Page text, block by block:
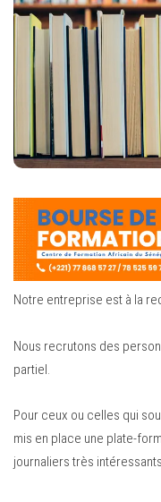
Notre entreprise est à la
Nous recrutons des
partiel.
Pour ceux ou celles qui
mis en place une plate-
journaliers très